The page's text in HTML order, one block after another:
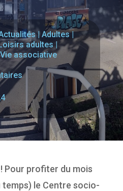
|Adultes|
adultes
Vie associative
Pour profiter du mois
temps) le Centre socio-